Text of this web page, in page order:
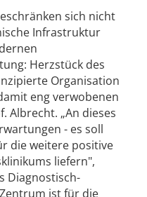
sich nicht
Infrastruktur
Herzstück des
Organisation
eng verwobenen
Albrecht. „An dieses
- es soll
die weitere positive
liefern",
Diagnostisch-
ist für die